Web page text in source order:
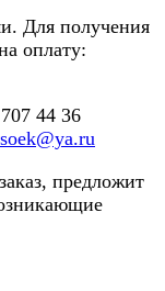
Для получения
оплату:
44 36
предложит